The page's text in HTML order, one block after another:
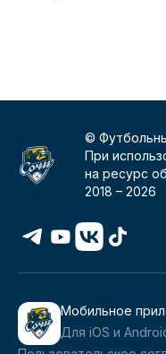
©
При
на ресурс
2018 –2026
Мобильное
Для iOS и